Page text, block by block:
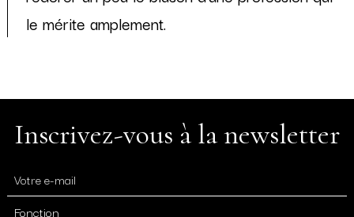
le mérite amplement.
Inscrivez-vous à la newsletter